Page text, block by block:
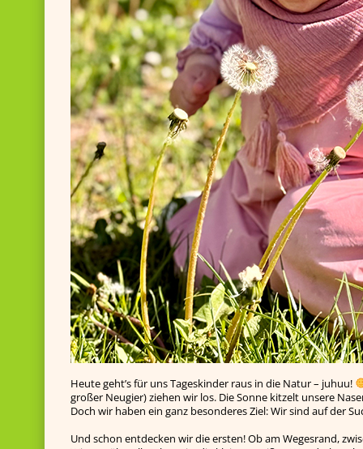
Heute geht’s für uns Tageskinder raus in die Natur – juhuu!
großer Neugier) ziehen wir los. Die Sonne kitzelt unsere
Doch wir haben ein ganz besonderes Ziel: Wir sind auf der
Und schon entdecken wir die ersten! Ob am Wegesrand,